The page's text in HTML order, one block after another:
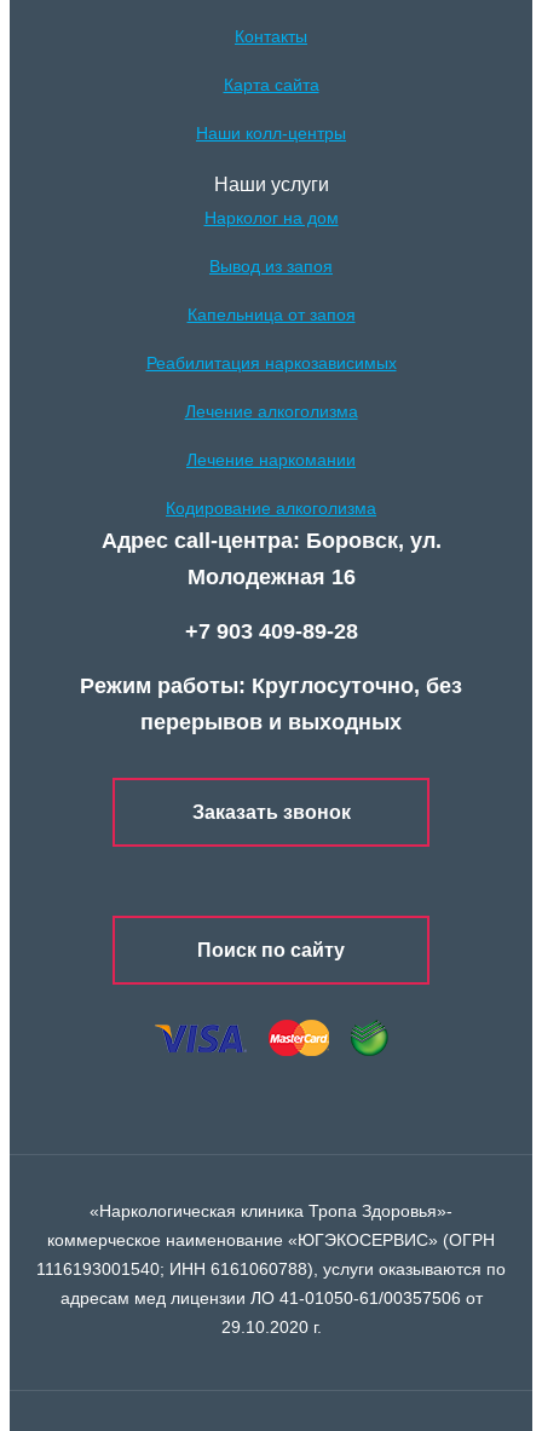
Контакты
Карта сайта
Наши колл-центры
Наши услуги
Нарколог на дом
Вывод из запоя
Капельница от запоя
Реабилитация наркозависимых
Лечение алкоголизма
Лечение наркомании
Кодирование алкоголизма
Адрес call-центра: Боровск, ул.
Молодежная 16
+7 903 409-89-28
Режим работы: Круглосуточно, без
перерывов и выходных
Заказать звонок
Поиск по сайту
«Наркологическая клиника Тропа Здоровья»-
коммерческое наименование «ЮГЭКОСЕРВИС» (ОГРН
1116193001540; ИНН 6161060788), услуги оказываются по
адресам мед лицензии ЛО 41-01050-61/00357506 от
29.10.2020 г.